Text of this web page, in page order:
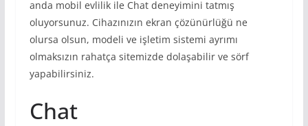
anda mobil evlilik ile Chat deneyimini tatmış
oluyorsunuz. Cihazınızın ekran çözünürlüğü ne
olursa olsun, modeli ve işletim sistemi ayrımı
olmaksızın rahatça sitemizde dolaşabilir ve sörf
yapabilirsiniz.
Chat